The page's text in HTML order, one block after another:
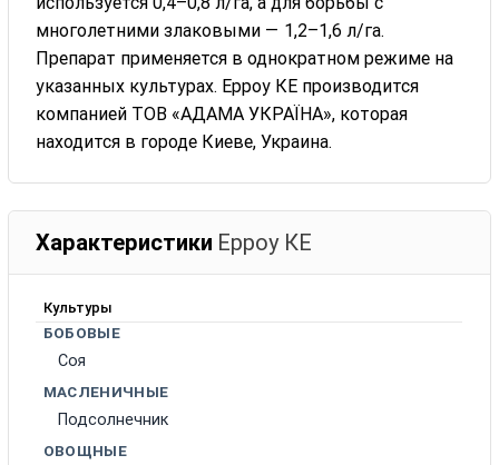
многолетними злаковыми — 1,2–1,6 л/га.
Препарат применяется в однократном режиме на
указанных культурах. Ерроу КЕ производится
компанией ТОВ «АДАМА УКРАЇНА», которая
находится в городе Киеве, Украина.
Характеристики Ерроу КЕ
Культуры
БОБОВЫЕ
Соя
МАСЛЕНИЧНЫЕ
Подсолнечник
ОВОЩНЫЕ